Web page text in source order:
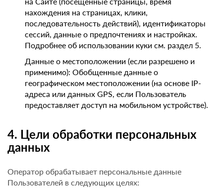
нахождения на страницах, клики,
последовательность действий), идентификаторы
сессий, данные о предпочтениях и настройках.
Подробнее об использовании куки см. раздел 5.
Данные о местоположении (если разрешено и
применимо): Обобщенные данные о
географическом местоположении (на основе IP-
адреса или данных GPS, если Пользователь
предоставляет доступ на мобильном устройстве).
4. Цели обработки персональных
данных
Оператор обрабатывает персональные данные
Пользователей в следующих целях: